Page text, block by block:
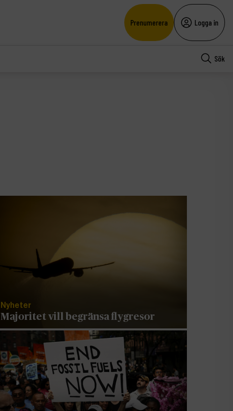
Prenumerera Logga in
Sök
Nyheter
Majoritet vill begränsa flygresor